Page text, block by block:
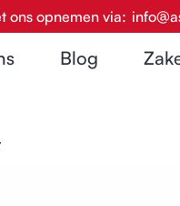
ons opnemen via:
Blog